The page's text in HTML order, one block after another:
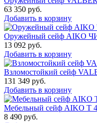
63 350 руб.
Добавить в корзину
Оружейный сейф AIKO
13 092 руб.
Добавить в корзину
Взломостойкий сейф
131 349 руб.
Добавить в корзину
Мебельный сейф AIKO Т
8 490 руб.